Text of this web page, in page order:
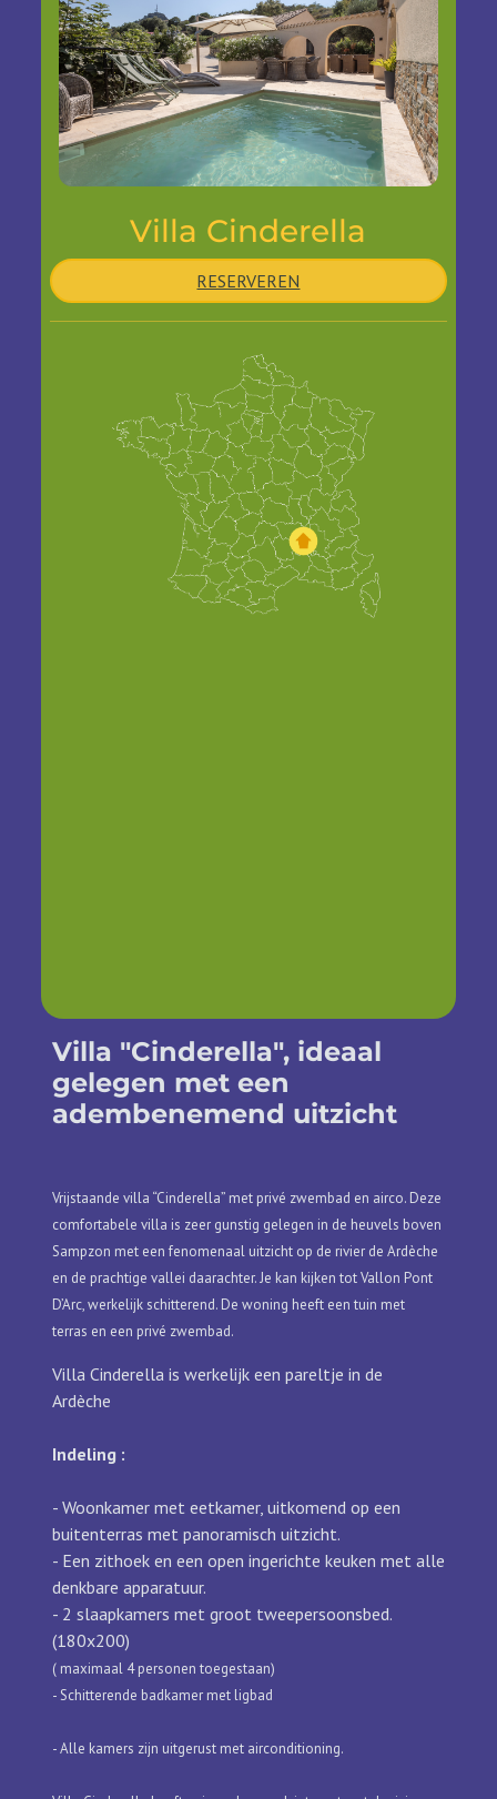
Villa "Cinderella", ideaal
gelegen met een
adembenemend uitzicht
Vrijstaande villa “Cinderella” met privé zwembad en airco. Deze
comfortabele villa is zeer gunstig gelegen in de heuvels boven
Sampzon met een fenomenaal uitzicht op de rivier de Ardèche
en de prachtige vallei daarachter. Je kan kijken tot Vallon Pont
D’Arc, werkelijk schitterend. De woning heeft een tuin met
terras en een privé zwembad.
Villa Cinderella is werkelijk een pareltje in de
Ardèche
Indeling :
- Woonkamer met eetkamer, uitkomend op een
buitenterras met panoramisch uitzicht.
- Een zithoek en een open ingerichte keuken met alle
denkbare apparatuur.
- 2 slaapkamers met groot tweepersoonsbed.
(180x200)
( maximaal 4 personen toegestaan)
- Schitterende badkamer met ligbad
- Alle kamers zijn uitgerust met airconditioning. ​ ​
Villa Cinderella
RESERVEREN